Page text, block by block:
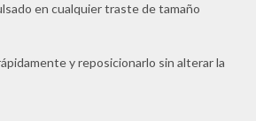
en cualquier traste de tamaño
y reposicionarlo sin alterar la